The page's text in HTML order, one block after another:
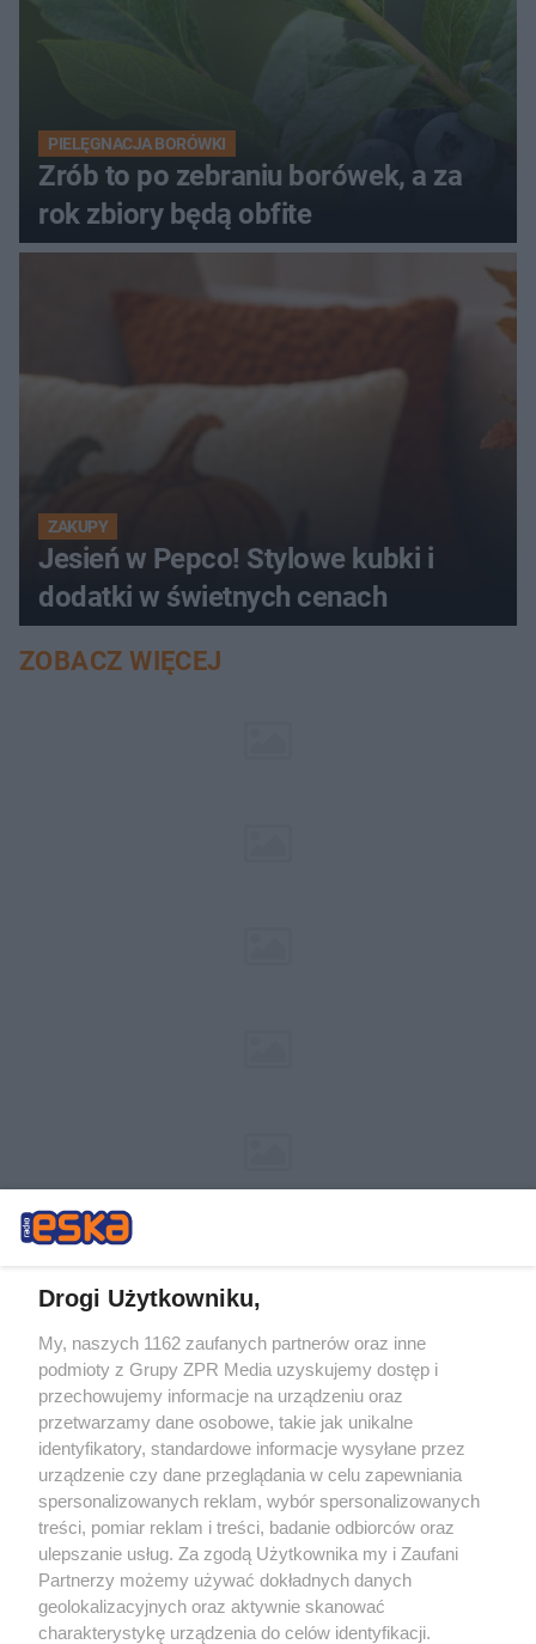
PIELĘGNACJA BORÓWKI
Zrób to po zebraniu borówek, a za
rok zbiory będą obfite
ZAKUPY
Jesień w Pepco! Stylowe kubki i
dodatki w świetnych cenach
ZOBACZ WIĘCEJ
Żaden utwór zamieszczony w serwisie nie może być powielany i
rozpowszechniany lub dalej rozpowszechniany w jakikolwiek sposób (w
tym także elektroniczny lub mechaniczny) na jakimkolwiek polu
eksploatacji w jakiejkolwiek formie, włącznie z umieszczaniem w
Internecie bez pisemnej zgody właściciela praw. Jakiekolwiek użycie lub
wykorzystanie utworów w całości lub w części z naruszeniem prawa,
tzn. bez właściwej zgody, jest zabronione pod groźbą kary i może być
ścigane prawnie.
Drogi Użytkowniku,
My, naszych 1162 zaufanych partnerów oraz inne
podmioty z Grupy ZPR Media uzyskujemy dostęp i
przechowujemy informacje na urządzeniu oraz
przetwarzamy dane osobowe, takie jak unikalne
identyfikatory, standardowe informacje wysyłane przez
urządzenie czy dane przeglądania w celu zapewniania
spersonalizowanych reklam, wybór spersonalizowanych
treści, pomiar reklam i treści, badanie odbiorców oraz
ulepszanie usług. Za zgodą Użytkownika my i Zaufani
Partnerzy możemy używać dokładnych danych
geolokalizacyjnych oraz aktywnie skanować
charakterystykę urządzenia do celów identyfikacji.